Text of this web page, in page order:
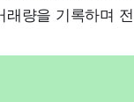
래량을 기록하며